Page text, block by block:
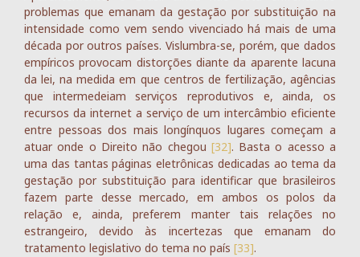
problemas que emanam da gestação por substituição na
intensidade como vem sendo vivenciado há mais de uma
década por outros países. Vislumbra-se, porém, que dados
empíricos provocam distorções diante da aparente lacuna
da lei, na medida em que centros de fertilização, agências
que intermedeiam serviços reprodutivos e, ainda, os
recursos da internet a serviço de um intercâmbio eficiente
entre pessoas dos mais longínquos lugares começam a
atuar onde o Direito não chegou [32]. Basta o acesso a
uma das tantas páginas eletrônicas dedicadas ao tema da
gestação por substituição para identificar que brasileiros
fazem parte desse mercado, em ambos os polos da
relação e, ainda, preferem manter tais relações no
estrangeiro, devido às incertezas que emanam do
tratamento legislativo do tema no país [33].